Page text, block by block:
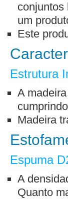
conjuntos
um
Este
Estrutura
A
Madeira
Espuma
A
Quanto